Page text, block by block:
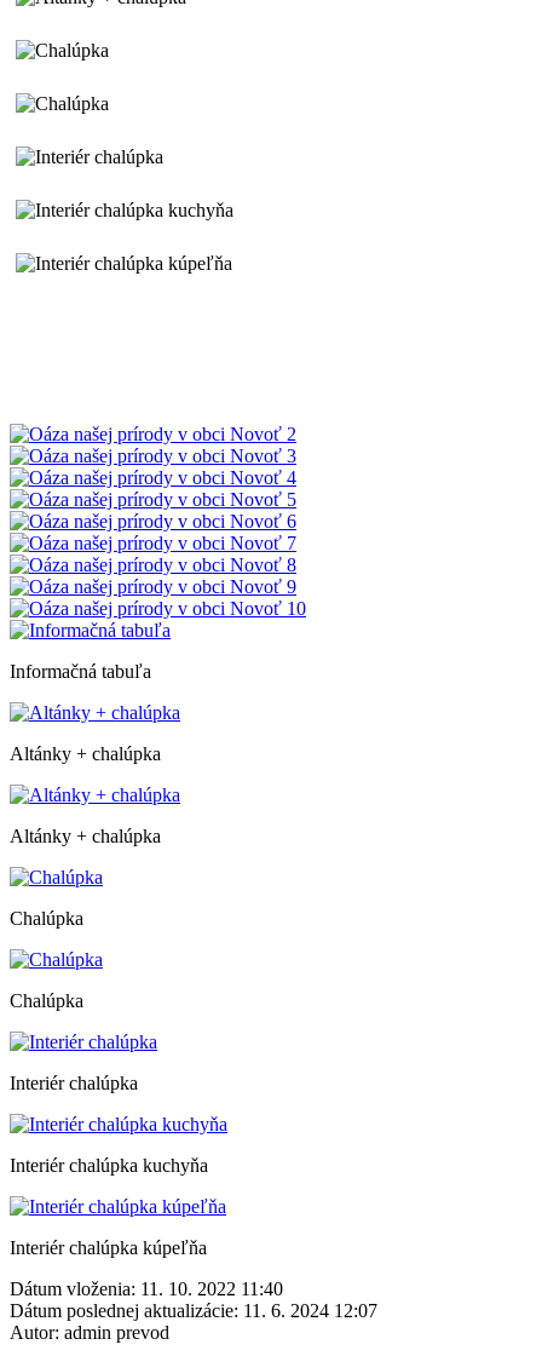
Informačná tabuľa
Altánky + chalúpka
Altánky + chalúpka
Chalúpka
Chalúpka
Interiér chalúpka
Interiér chalúpka kuchyňa
Interiér chalúpka kúpeľňa
Dátum vloženia: 11. 10. 2022 11:40
Dátum poslednej aktualizácie: 11. 6. 2024 12:07
Autor: admin prevod